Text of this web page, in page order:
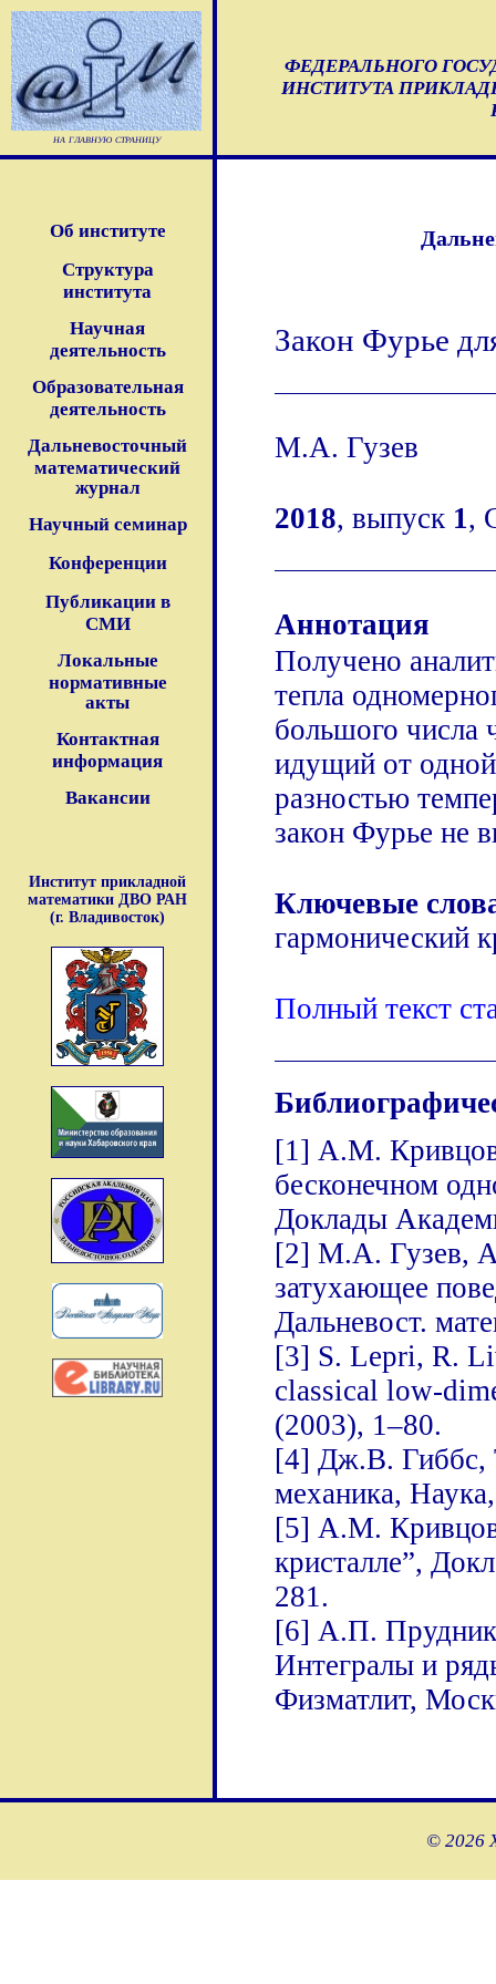
на главную страницу
ФЕДЕРАЛЬНОГО
ИНСТИТУТА
Об институте
Структура
института
Научная
деятельность
Образовательная
деятельность
Дальневосточный
математический
журнал
Научный семинар
Конференции
Публикации в
СМИ
Локальные
нормативные
акты
Контактная
информация
Вакансии
Институт прикладной
математики ДВО РАН
(г. Владивосток)
Закон Фурье
М.А. Гузев
2018, выпуск 1,
Аннотация
Получено
тепла
большого числа
идущий от одной
разностью
закон Фурье не
Ключевые
гармонический
Полный текст
[1] А.М.
бесконечном
Доклады
[2] М.А. Гузев,
затухающее
Дальневост.
[3] S. Lepri, R.
classical low-
(2003), 1–80.
[4] Дж.В. Гиббс,
механика,
[5] А.М.
кристалле”,
281.
[6] А.П.
Интегралы и
Физматлит,
© 2026